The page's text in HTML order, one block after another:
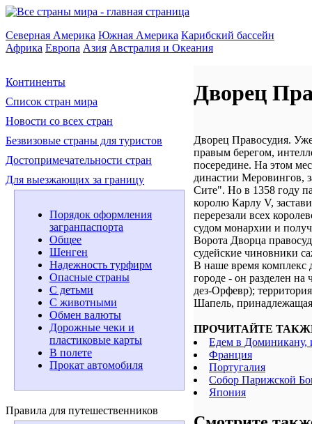
Северная Америка Южная Америка Карибский бассейн
Африка Европа Азия Австралия и Океания
Континенты
Список стран мира
Новости со всех стран
Безвизовые страны для туристов
Достопримечательности стран
Для выезжающих за границу
Порядок оформления
загранпаспорта
Общее
Шенген
Надежность турфирм
Опасные страны
С детьми
С животными
Обмен валюты
Дорожные чеки и
пластиковые карты
В полете
Прокат автомобиля
Правила для путешественников
Дворец
Дворец Правосудия.
правым берегом,
посередине. На этом
династии Меровингов,
Сите". Но в 1358 году
королю Карлу V,
перерезали всех
судом монархии и
Ворота Дворца
судейские чиновники
В наше время комплекс
городе - он разделен
дез-Орфевр);
Шапель,
ПРОЧИТАЙТЕ
Едем в Доминикану,
Франция
Португалия
Собор Парижской
Япония